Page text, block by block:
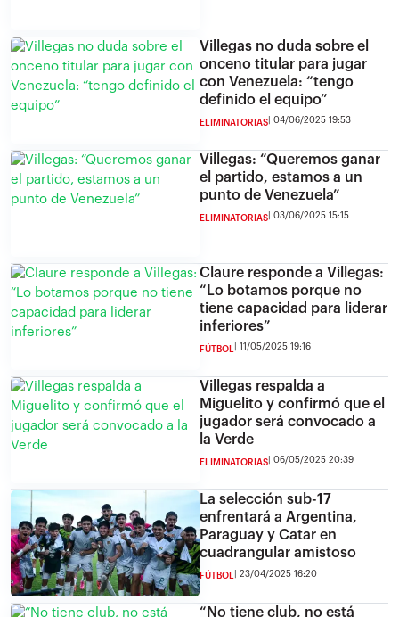
Villegas no duda sobre el
onceno titular para jugar
con Venezuela: “tengo
definido el equipo”
ELIMINATORIAS 04/06/2025 19:53
Villegas: “Queremos ganar
el partido, estamos a un
punto de Venezuela”
ELIMINATORIAS 03/06/2025 15:15
Claure responde a Villegas:
“Lo botamos porque no
tiene capacidad para liderar
inferiores”
FÚTBOL 11/05/2025 19:16
Villegas respalda a
Miguelito y confirmó que el
jugador será convocado a
la Verde
ELIMINATORIAS 06/05/2025 20:39
La selección sub-17
enfrentará a Argentina,
Paraguay y Catar en
cuadrangular amistoso
FÚTBOL 23/04/2025 16:20
“No tiene club, no está